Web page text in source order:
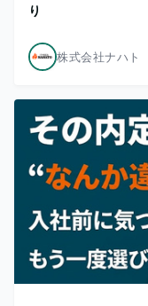
り
株式会社ナハト